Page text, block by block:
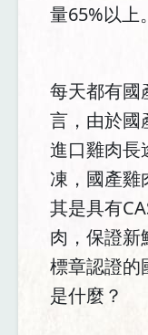
量65%以上
每天都有國
言，由於國
進口雞肉長
凍，國產雞
其是具有
肉，保證新
標章認證的
是什麼？